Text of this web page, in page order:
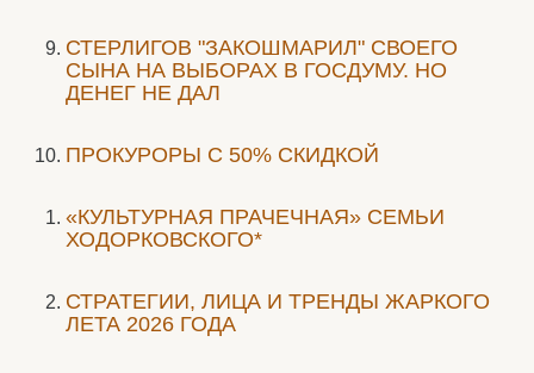
СТЕРЛИГОВ "ЗАКОШМАРИЛ" СВОЕГО
СЫНА НА ВЫБОРАХ В ГОСДУМУ. НО
ДЕНЕГ НЕ ДАЛ
ПРОКУРОРЫ С 50% СКИДКОЙ
«КУЛЬТУРНАЯ ПРАЧЕЧНАЯ» СЕМЬИ
ХОДОРКОВСКОГО*
СТРАТЕГИИ, ЛИЦА И ТРЕНДЫ ЖАРКОГО
ЛЕТА 2026 ГОДА